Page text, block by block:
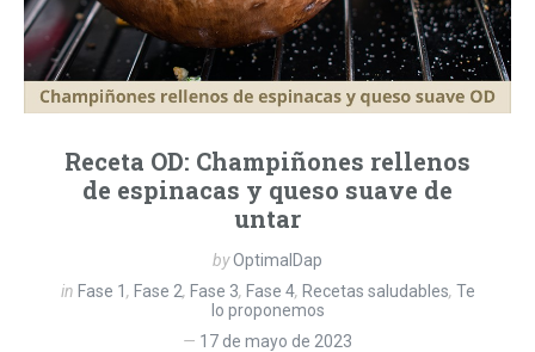
Receta OD: Champiñones rellenos
de espinacas y queso suave de
untar
byOptimalDap
in Fase 1, Fase 2, Fase 3, Fase 4, Recetas saludables, Te
lo proponemos
17 de mayo de 2023